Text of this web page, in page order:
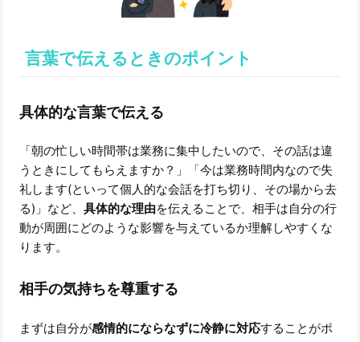
言葉で伝えるときのポイント
具体的な言葉で伝える
「朝の忙しい時間帯は業務に集中したいので、その話は違
うときにしてもらえますか？」「今は業務時間内なので失
礼します(といって個人的な会話を打ち切り、その場から去
る)」など、具体的な理由を伝えることで、相手は自分の行
動が周囲にどのような影響を与えているか理解しやすくな
ります。
相手の気持ちを尊重する
まずは自分が感情的にならなずに冷静に対応することがポ